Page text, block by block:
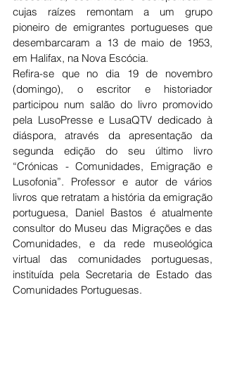
cujas raízes remontam a um grupo
pioneiro de emigrantes portugueses que
desembarcaram a 13 de maio de 1953,
em Halifax, na Nova Escócia.
Refira-se que no dia 19 de novembro
(domingo), o escritor e historiador
participou num salão do livro promovido
pela LusoPresse e LusaQTV dedicado à
diáspora, através da apresentação da
segunda edição do seu último livro
“Crónicas - Comunidades, Emigração e
Lusofonia”. Professor e autor de vários
livros que retratam a história da emigração
portuguesa, Daniel Bastos é atualmente
consultor do Museu das Migrações e das
Comunidades, e da rede museológica
virtual das comunidades portuguesas,
instituída pela Secretaria de Estado das
Comunidades Portuguesas.